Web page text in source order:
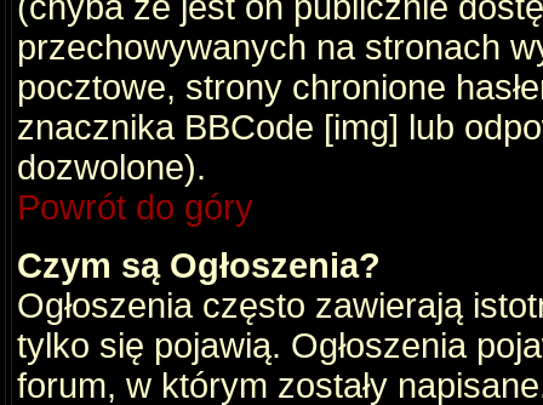
przechowywanych na stronach
pocztowe, strony chronione
znacznika BBCode [img] lub
dozwolone).
Powrót do góry
Czym są Ogłoszenia?
Ogłoszenia często zawierają
tylko się pojawią. Ogłoszenia
forum, w którym zostały